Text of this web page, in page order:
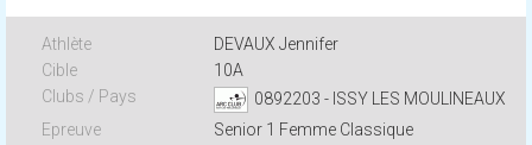
DEVAUX Jennifer
10A
0892203 - ISSY LES MOULINEAUX
Senior 1 Femme Classique